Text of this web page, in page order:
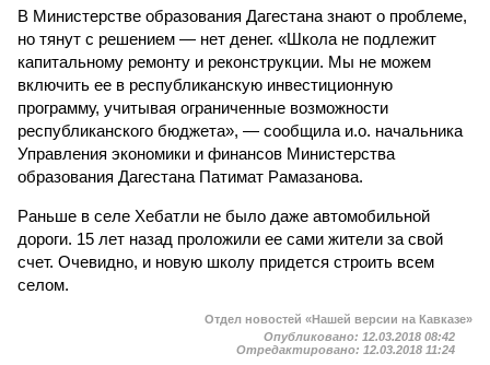
В Министерстве образования Дагестана знают о проблеме,
но тянут с решением — нет денег. «Школа не подлежит
капитальному ремонту и реконструкции. Мы не можем
включить ее в республиканскую инвестиционную
программу, учитывая ограниченные возможности
республиканского бюджета», — сообщила и.о. начальника
Управления экономики и финансов Министерства
образования Дагестана Патимат Рамазанова.
Раньше в селе Хебатли не было даже автомобильной
дороги. 15 лет назад проложили ее сами жители за свой
счет. Очевидно, и новую школу придется строить всем
селом.
Отдел новостей «Нашей версии на Кавказе»
Опубликовано: 12.03.2018 08:42
Отредактировано: 12.03.2018 11:24